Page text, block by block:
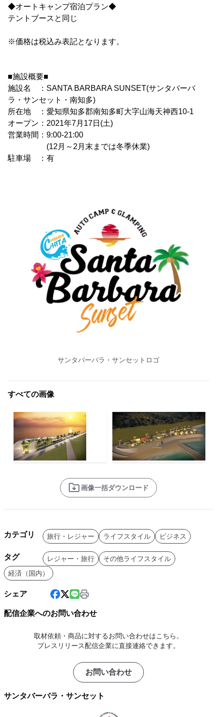
◆オートキャンプ宿泊プラン◆
テントブースと同じ
※価格は税込み表記となります。
■施設概要■
施設名 ：SANTA BARBARA SUNSET(サンタバーバ
ラ・サンセット・南知多)
所在地 ：愛知県知多郡南知多町大字山海天神西10-1
オープン：2021年7月17日(土)
営業時間：9:00-21:00
(12月～2月末までは冬季休業)
駐車場 ：有
サンタバーバラ・サンセットロゴ
すべての画像
画像一括ダウンロード
カテゴリ 旅行・レジャー ライフスタイル ビジネス
タグ レジャー・旅行
その他ライフスタイル
経済（国内）
シェア
配信企業へのお問い合わせ
取材依頼・商品に対するお問い合わせはこちら。
プレスリリース配信企業に直接連絡できます。
お問い合わせ
サンタバーバラ・サンセット